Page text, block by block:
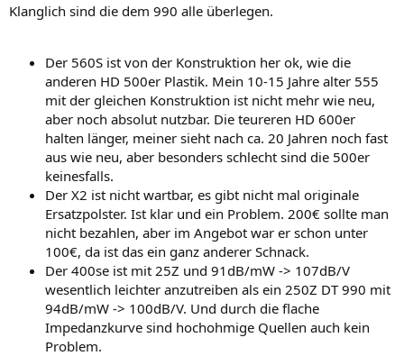
:
Klanglich sind die dem 990 alle überlegen.
Der 560S ist von der Konstruktion her ok, wie die
anderen HD 500er Plastik. Mein 10-15 Jahre alter 555
mit der gleichen Konstruktion ist nicht mehr wie neu,
aber noch absolut nutzbar. Die teureren HD 600er
halten länger, meiner sieht nach ca. 20 Jahren noch fast
aus wie neu, aber besonders schlecht sind die 500er
keinesfalls.
Der X2 ist nicht wartbar, es gibt nicht mal originale
Ersatzpolster. Ist klar und ein Problem. 200€ sollte man
nicht bezahlen, aber im Angebot war er schon unter
100€, da ist das ein ganz anderer Schnack.
Der 400se ist mit 25Z und 91dB/mW -> 107dB/V
wesentlich leichter anzutreiben als ein 250Z DT 990 mit
94dB/mW -> 100dB/V. Und durch die flache
Impedanzkurve sind hochohmige Quellen auch kein
Problem.